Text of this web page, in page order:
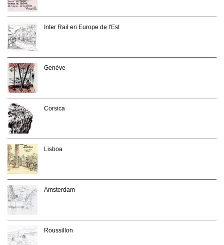
Inter Rail en Europe de l'Est
Genève
Corsica
Lisboa
Amsterdam
Roussillon